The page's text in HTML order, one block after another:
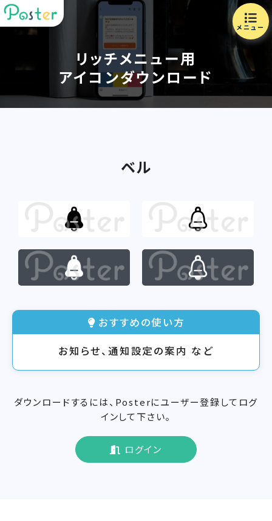
メニュー
リッチメニュー用
アイコンダウンロード
ベル
おすすめの使い方
お知らせ、通知設定の案内 など
ダウンロードするには、Posterにユーザー登録してログ
インして下さい。
ログイン